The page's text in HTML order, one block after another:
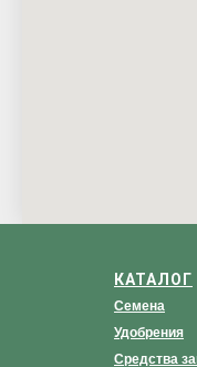
КАТАЛОГ
Семена
Удобрения
Средства